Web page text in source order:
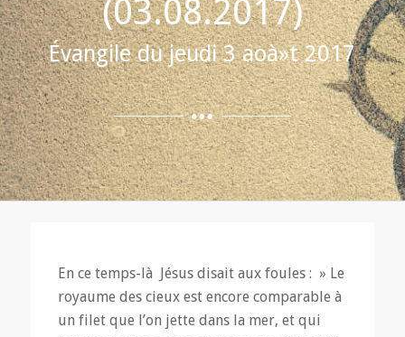
(03.08.2017)
Évangile du jeudi 3 aoà»t 2017
En ce temps-là Jésus disait aux foules : » Le
royaume des cieux est encore comparable à
un filet que l’on jette dans la mer, et qui